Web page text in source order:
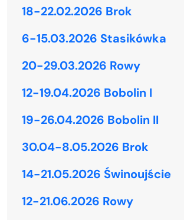
18-22.02.2026 Brok
6-15.03.2026 Stasikówka
20-29.03.2026 Rowy
12-19.04.2026 Bobolin I
19-26.04.2026 Bobolin II
30.04-8.05.2026 Brok
14-21.05.2026 Świnoujście
12-21.06.2026 Rowy